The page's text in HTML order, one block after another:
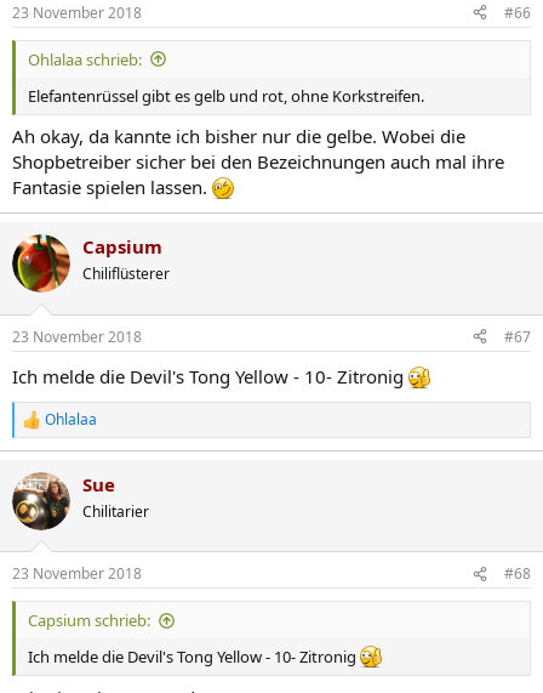
e
n
23 November 2018 #66
Ohlalaa schrieb:
Elefantenrüssel gibt es gelb und rot, ohne Korkstreifen.
Ah okay, da kannte ich bisher nur die gelbe. Wobei die
Shopbetreiber sicher bei den Bezeichnungen auch mal ihre
Fantasie spielen lassen.
Capsium
Chiliflüsterer
23 November 2018 #67
Ich melde die Devil's Tong Yellow - 10- Zitronig
R
e
k
t
i
e
n
Ohlalaa
Sue
Chilitarier
23 November 2018 #68
Capsium schrieb:
Ich melde die Devil's Tong Yellow - 10- Zitronig